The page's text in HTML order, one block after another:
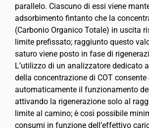
parallelo. Ciascuno di essi viene
adsorbimento fintanto che la
(Carbonio Organico Totale) in uscita
limite prefissato; raggiunto questo
saturo viene posto in fase di
L’utilizzo di un analizzatore dedicato
della concentrazione di COT
automaticamente il funzionamento
attivando la rigenerazione solo al
limite al camino; è così possibile
consumi in funzione dell’effettivo